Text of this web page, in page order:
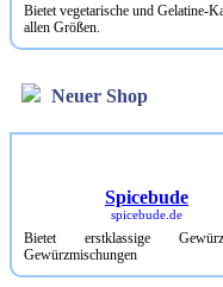
Bietet vegetarische und Gelatine-
allen Größen.
Neuer Shop
Spicebude
spicebude.de
Bietet erstklassige
Gewürzmischungen